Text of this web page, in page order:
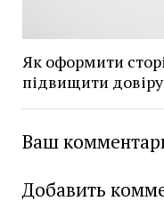
Як оформити
підвищити довіру
Ваш
Добавить